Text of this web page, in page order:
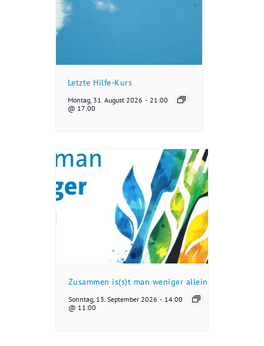
Letzte Hilfe-Kurs
Montag, 31. August 2026
@ 17:00
- 21:00
Zusammen is(s)t man weniger allein
Sonntag, 13. September 2026
@ 11:00
- 14:00